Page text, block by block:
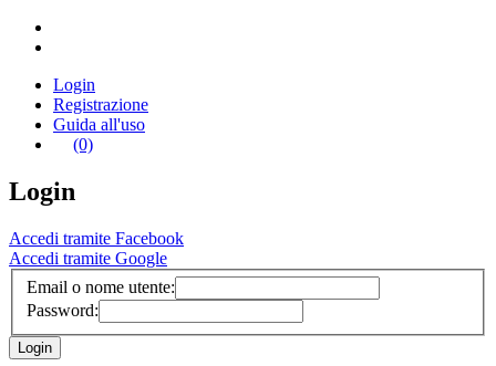
Login
Registrazione
Guida all'uso
(0)
Login
Accedi tramite Facebook
Accedi tramite Google
Email o nome utente:
Password: